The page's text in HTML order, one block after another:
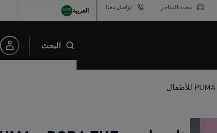
محدد المتاجر تواصل معنا العربية
البحث